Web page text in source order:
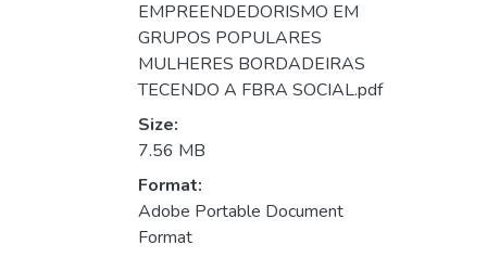
EMPREENDEDORISMO EM
GRUPOS POPULARES
MULHERES BORDADEIRAS
TECENDO A FBRA SOCIAL.pdf
Size:
7.56 MB
Format:
Adobe Portable Document
Format